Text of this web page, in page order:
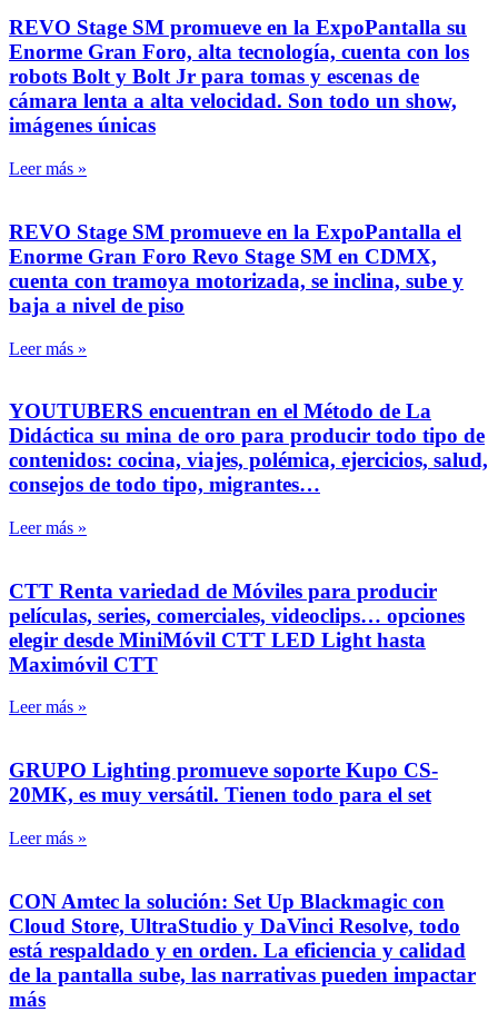
REVO Stage SM promueve en la ExpoPantalla su
Enorme Gran Foro, alta tecnología, cuenta con los
robots Bolt y Bolt Jr para tomas y escenas de
cámara lenta a alta velocidad. Son todo un show,
imágenes únicas
Leer más »
REVO Stage SM promueve en la ExpoPantalla el
Enorme Gran Foro Revo Stage SM en CDMX,
cuenta con tramoya motorizada, se inclina, sube y
baja a nivel de piso
Leer más »
YOUTUBERS encuentran en el Método de La
Didáctica su mina de oro para producir todo tipo de
contenidos: cocina, viajes, polémica, ejercicios, salud,
consejos de todo tipo, migrantes…
Leer más »
CTT Renta variedad de Móviles para producir
películas, series, comerciales, videoclips… opciones
elegir desde MiniMóvil CTT LED Light hasta
Maximóvil CTT
Leer más »
GRUPO Lighting promueve soporte Kupo CS-
20MK, es muy versátil. Tienen todo para el set
Leer más »
CON Amtec la solución: Set Up Blackmagic con
Cloud Store, UltraStudio y DaVinci Resolve, todo
está respaldado y en orden. La eficiencia y calidad
de la pantalla sube, las narrativas pueden impactar
más